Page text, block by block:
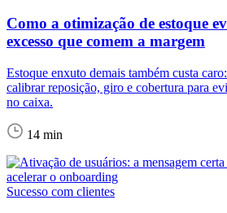
Como a otimização de estoque
excesso que comem a margem
Estoque enxuto demais também custa
calibrar reposição, giro e cobertura para
no caixa.
14 min
Sucesso com clientes